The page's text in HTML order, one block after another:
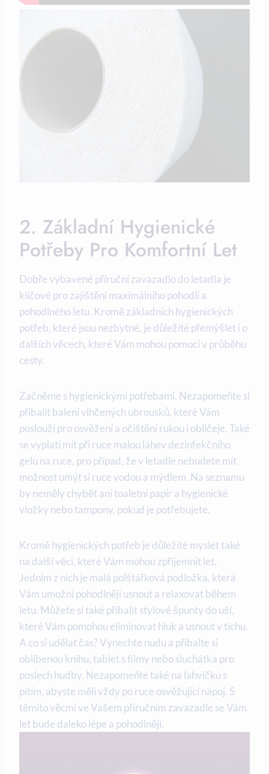
2. Základní Hygienické
Potřeby Pro Komfortní Let
Dobře vybavené příruční zavazadlo do letadla je
klíčové pro zajištění maximálního pohodlí a
pohodlného letu. Kromě základních hygienických
potřeb, které jsou nezbytné, je důležité přemýšlet i o
dalších věcech, které Vám mohou pomoci v průběhu
cesty.
Začněme s hygienickými potřebami. Nezapomeňte si
přibalit balení vlhčených ubrousků, které Vám
poslouží pro osvěžení a očištění rukou i obličeje. Také
se vyplatí mít při ruce malou láhev dezinfekčního
gelu na ruce, pro případ, že v letadle nebudete mít
možnost umýt si ruce vodou a mýdlem. Na seznamu
by neměly chybět ani toaletní papír a hygienické
vložky nebo tampony, pokud je potřebujete.
Kromě hygienických potřeb je důležité myslet také
na další věci, které Vám mohou zpříjemnit let.
Jedním z nich je malá polštářková podložka, která
Vám umožní pohodlněji usnout a relaxovat během
letu. Můžete si také přibalit stylové špunty do uší,
které Vám pomohou eliminovat hluk a usnout v tichu.
A co si udělat čas? Vynechte nudu a přibalte si
oblíbenou knihu, tablet s filmy nebo sluchátka pro
poslech hudby. Nezapomeňte také na lahvičku s
pitím, abyste měli vždy po ruce osvěžující nápoj. S
těmito věcmi ve Vašem příručním zavazadle se Vám
let bude daleko lépe a pohodlněji.